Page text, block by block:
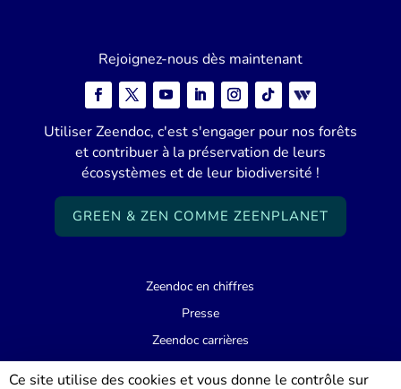
Rejoignez-nous dès maintenant
Utiliser Zeendoc, c'est s'engager pour nos forêts
et contribuer à la préservation de leurs
écosystèmes et de leur biodiversité !
GREEN & ZEN COMME ZEENPLANET
Zeendoc en chiffres
Presse
Zeendoc carrières
Ce site utilise des cookies et vous donne le contrôle sur